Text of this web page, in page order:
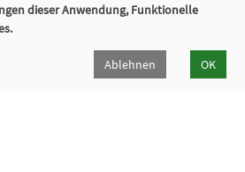
dieser Anwendung, Funktionelle
Ablehnen OK